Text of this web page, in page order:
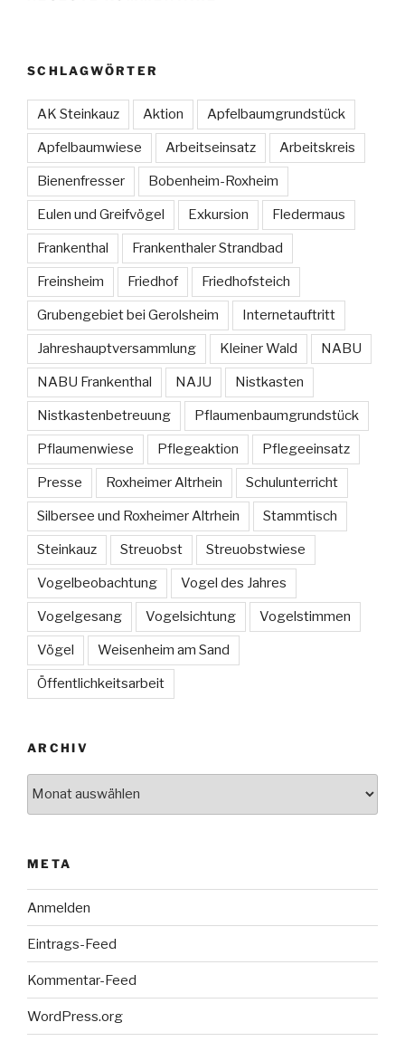
SCHLAGWÖRTER
AK Steinkauz Aktion Apfelbaumgrundstück
Apfelbaumwiese Arbeitseinsatz Arbeitskreis
Bienenfresser Bobenheim-Roxheim
Eulen und Greifvögel Exkursion Fledermaus
Frankenthal Frankenthaler Strandbad
Freinsheim Friedhof Friedhofsteich
Grubengebiet bei Gerolsheim Internetauftritt
Jahreshauptversammlung Kleiner Wald NABU
NABU Frankenthal NAJU Nistkasten
Nistkastenbetreuung Pflaumenbaumgrundstück
Pflaumenwiese Pflegeaktion Pflegeeinsatz
Presse Roxheimer Altrhein Schulunterricht
Silbersee und Roxheimer Altrhein Stammtisch
Steinkauz Streuobst Streuobstwiese
Vogelbeobachtung Vogel des Jahres
Vogelgesang Vogelsichtung Vogelstimmen
Vögel Weisenheim am Sand
Öffentlichkeitsarbeit
ARCHIV
META
Anmelden
Eintrags-Feed
Kommentar-Feed
WordPress.org